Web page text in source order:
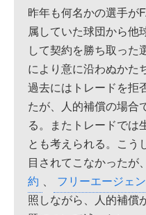
昨年も何名かの選手が
属していた球団から他
して契約を勝ち取った
により意に沿わぬかた
過去にはトレードを拒
たが、人的補償の場合
る。またトレードでは
とも考えられる。こう
目されてこなかったが
約 、 フリーエージェ
照しながら、人的補償